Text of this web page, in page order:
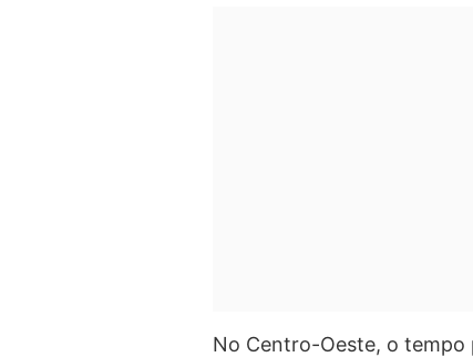
No Centro-Oeste, o tempo